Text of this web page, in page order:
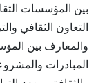
بين المؤسسات
التعاون الثقافي
والمعارف بين
المبادرات